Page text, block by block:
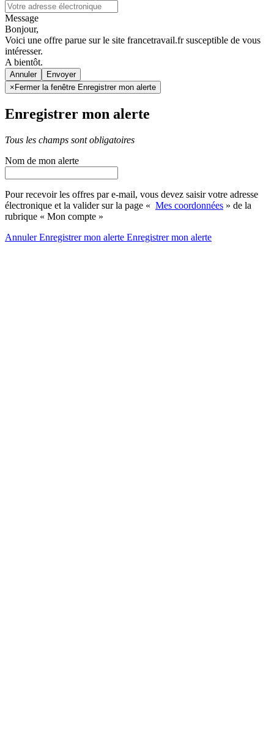
Message
Bonjour,
Voici une offre parue sur le site francetravail.fr susceptible de vous
intéresser.
A bientôt.
Annuler
× Fermer la fenêtre Enregistrer mon alerte
Enregistrer mon alerte
Tous les champs sont obligatoires
Nom de mon alerte
Pour recevoir les offres par e-mail, vous devez saisir votre adresse
électronique et la valider sur la page « Mes coordonnées » de la
rubrique « Mon compte »
AnnulerEnregistrer mon alerte Enregistrermon alerte